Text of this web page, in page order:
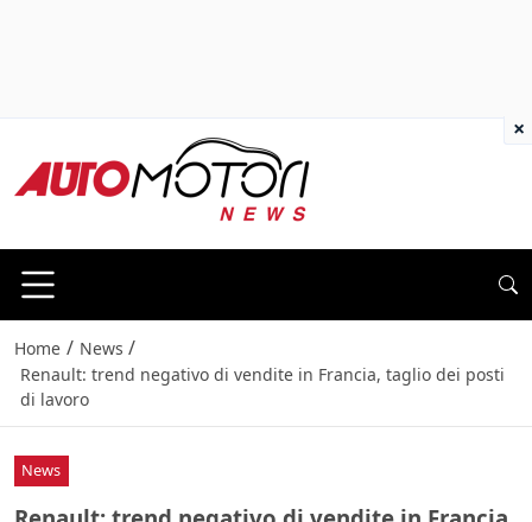
Home / News /
Renault: trend negativo di vendite in Francia, taglio dei posti
di lavoro
News
×